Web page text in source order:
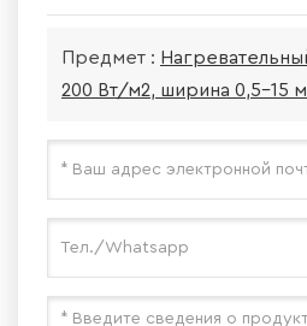
Предмет :
200 Вт/м2, ширина 0,5–15